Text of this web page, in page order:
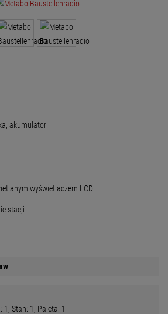
akumulator
wyświetlaczem LCD
stacji
Stan: 1, Paleta: 1